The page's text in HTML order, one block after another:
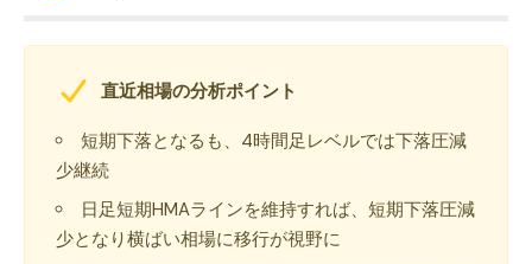
直近相場の分析ポイント
短期下落となるも、4時間足レベルでは下落圧減
少継続
日足短期HMAラインを維持すれば、短期下落圧減
少となり横ばい相場に移行が視野に